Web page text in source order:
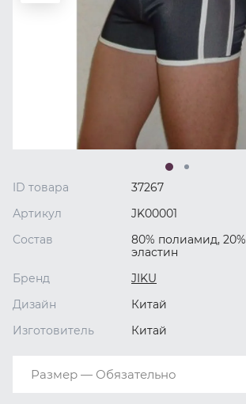
ID товара
37267
Артикул
JK00001
Состав
80% полиамид, 20%
эластин
Бренд
JIKU
Дизайн
Китай
Изготовитель
Китай
Размер — Обязательно